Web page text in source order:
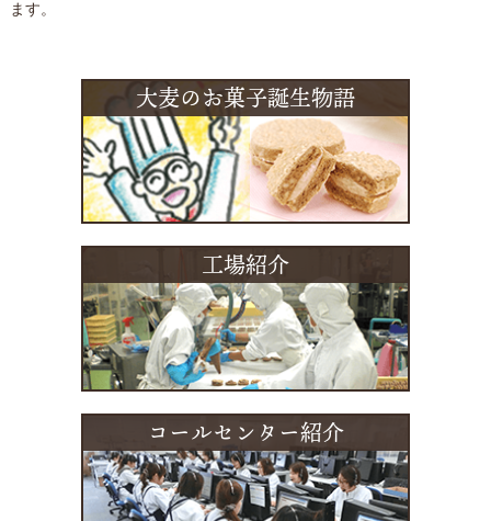
ます。
大麦のお菓子誕生物語
工場紹介
コールセンター紹介